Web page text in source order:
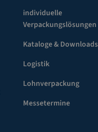
individuelle
Verpackungslösungen
Kataloge & Downloads
Logistik
Lohnverpackung
Messetermine